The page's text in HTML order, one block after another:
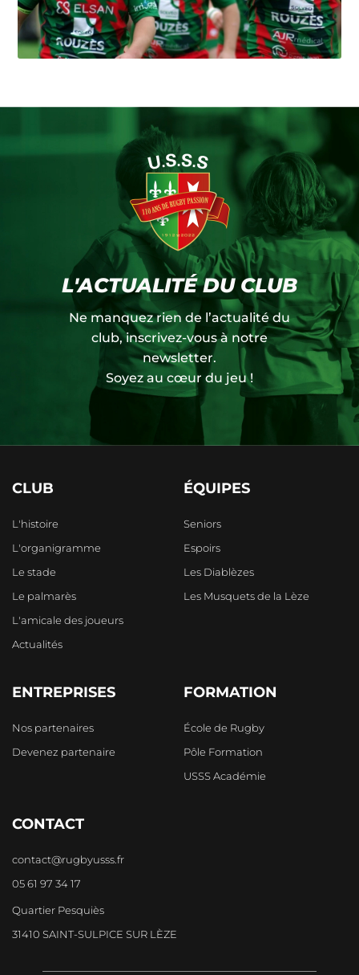
L'ACTUALITÉ DU CLUB
Ne manquez rien de l’actualité du
club, inscrivez-vous à notre
newsletter.
Soyez au cœur du jeu !
CLUB
L'histoire
L'organigramme
Le stade
Le palmarès
L'amicale des joueurs
Actualités
ÉQUIPES
Seniors
Espoirs
Les Diablèzes
Les Musquets de la Lèze
ENTREPRISES
Nos partenaires
Devenez partenaire
FORMATION
École de Rugby
Pôle Formation
USSS Académie
CONTACT
contact@rugbyusss.fr
05 61 97 34 17
Quartier Pesquiès
31410 SAINT-SULPICE SUR LÈZE